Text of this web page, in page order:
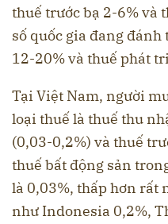
thuế trước bạ 2-6% và
số quốc gia đang
12-20% và thuế phát
Tại Việt Nam, người
loại thuế là thuế thu
(0,03-0,2%) và thuế
thuế bất động sản
là 0,03%, thấp hơn rất
như Indonesia 0,2%,